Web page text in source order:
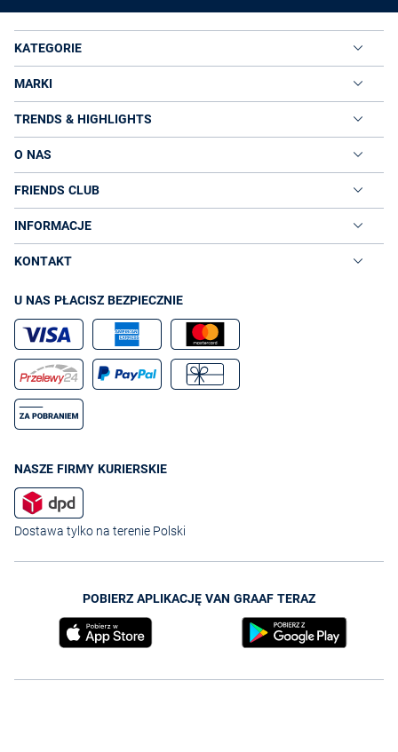
KATEGORIE
MARKI
TRENDS & HIGHLIGHTS
O NAS
FRIENDS CLUB
INFORMACJE
KONTAKT
U NAS PŁACISZ BEZPIECZNIE
NASZE FIRMY KURIERSKIE
Dostawa tylko na terenie Polski
POBIERZ APLIKACJĘ VAN GRAAF TERAZ